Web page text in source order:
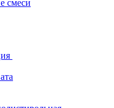
смеси